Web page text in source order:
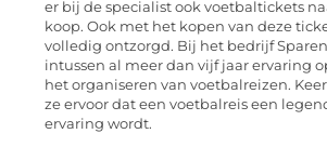
er bij de specialist ook voetbaltickets
koop. Ook met het kopen van deze
volledig ontzorgd. Bij het bedrijf
intussen al meer dan vijf jaar ervaring
het organiseren van voetbalreizen.
ze ervoor dat een voetbalreis een
ervaring wordt.